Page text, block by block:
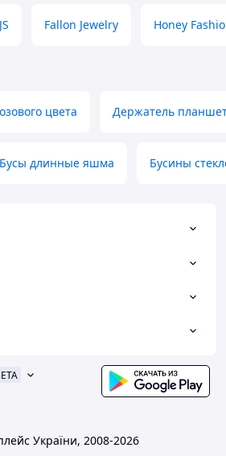
JS Fallon Jewelry Honey
цвета Держатель
Бусы длинные яшма Бусины
України, 2008-2026